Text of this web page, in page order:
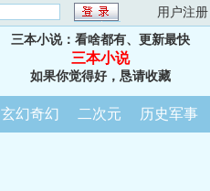
用户注册
三本小说：看啥都有、更新最快
三本小说
如果你觉得好，恳请收藏
玄幻奇幻 二次元 历史军事